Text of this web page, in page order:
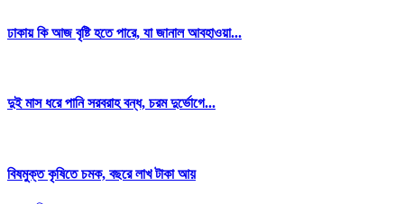
ঢাকায় কি আজ বৃষ্টি হতে পারে, যা জানাল আবহাওয়া...
দুই মাস ধরে পানি সরবরাহ বন্ধ, চরম দুর্ভোগে...
বিষমুক্ত কৃষিতে চমক, বছরে লাখ টাকা আয়